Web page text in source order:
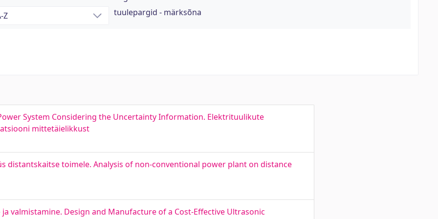
tuulepargid - märksõna
System Considering the Uncertainty Information. Elektrituulikute
mittetäielikkust
distantskaitse toimele. Analysis of non-conventional power plant on distance
valmistamine. Design and Manufacture of a Cost-Effective Ultrasonic